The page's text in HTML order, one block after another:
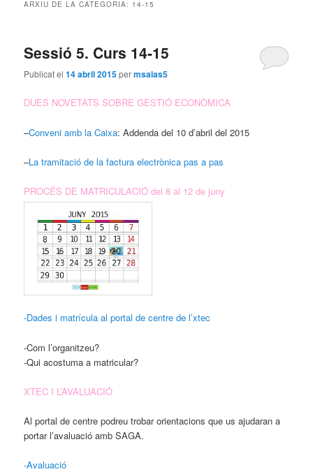
ARXIU DE LA CATEGORIA: 14-15
Sessió 5. Curs 14-15
Publicat el14 abril 2015permsalas5
DUES NOVETATS SOBRE GESTIÓ ECONÒMICA
–Conveni amb la Caixa: Addenda del 10 d’abril del 2015
–La tramitació de la factura electrònica pas a pas
PROCÉS DE MATRICULACIÓ del 8 al 12 de juny
-Dades i matrícula al portal de centre de l’xtec
-Com l’organitzeu?
-Qui acostuma a matricular?
XTEC I L’AVALUACIÓ
Al portal de centre podreu trobar orientacions que us ajudaran a
portar l’avaluació amb SAGA.
-Avaluació